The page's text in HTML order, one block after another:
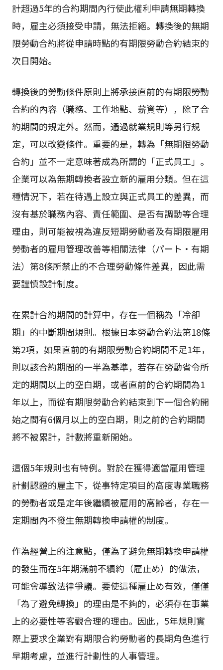
計超過5年的合約期間內行使此權利申請無期轉換
時，雇主必須接受申請，無法拒絕。轉換後的無期
限勞動合約將從申請時點的有期限勞動合約結束的
次日開始。
轉換後的勞動條件原則上將承接直前的有期限勞動
合約的內容（職務、工作地點、薪資等），除了合
約期間的規定外。然而，通過就業規則等另行規
定，可以改變條件。重要的是，轉為「無期限勞動
合約」並不一定意味著成為所謂的「正式員工」。
企業可以為無期轉換者設立新的雇用分類。但在這
種情況下，若在待遇上設立與正式員工的差異，而
沒有基於職務內容、責任範圍、是否有調動等合理
理由，則可能被視為違反短期勞動者及有期限雇用
勞動者的雇用管理改善等相關法律（パート・有期
法）第8條所禁止的不合理勞動條件差異，因此需
要謹慎設計制度。
在累計合約期間的計算中，存在一個稱為「冷卻
期」的中斷期間規則。根據日本勞動合約法第18條
第2項，如果直前的有期限勞動合約期間不足1年，
則以該合約期間的一半為基準，若存在勞動省令所
定的期間以上的空白期，或者直前的合約期間為1
年以上，而從有期限勞動合約結束到下一個合約開
始之間有6個月以上的空白期，則之前的合約期間
將不被累計，計數將重新開始。
這個5年規則也有特例。對於在獲得適當雇用管理
計劃認證的雇主下，從事特定項目的高度專業職務
的勞動者或是定年後繼續被雇用的高齡者，存在一
定期間內不發生無期轉換申請權的制度。
作為經營上的注意點，僅為了避免無期轉換申請權
的發生而在5年期滿前不續約（雇止め）的做法，
可能會導致法律爭議。要使這種雇止め有效，僅僅
「為了避免轉換」的理由是不夠的，必須存在事業
上的必要性等客觀合理的理由。因此，5年規則實
際上要求企業對有期限合約勞動者的長期角色進行
早期考慮，並進行計劃性的人事管理。